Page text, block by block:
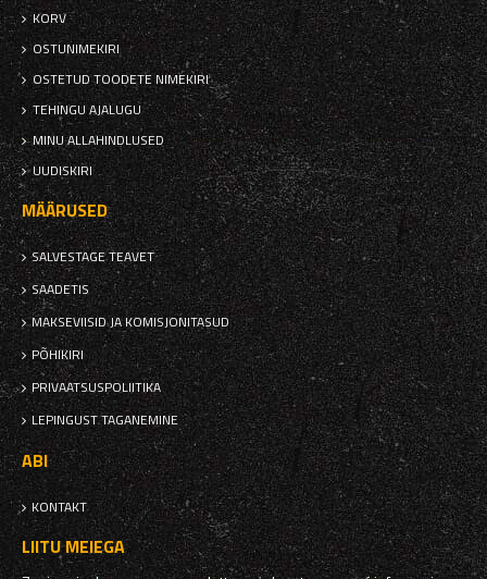
KORV
OSTUNIMEKIRI
OSTETUD TOODETE NIMEKIRI
TEHINGU AJALUGU
MINU ALLAHINDLUSED
UUDISKIRI
MÄÄRUSED
SALVESTAGE TEAVET
SAADETIS
MAKSEVIISID JA KOMISJONITASUD
PÕHIKIRI
PRIVAATSUSPOLIITIKA
LEPINGUST TAGANEMINE
ABI
KONTAKT
LIITU MEIEGA